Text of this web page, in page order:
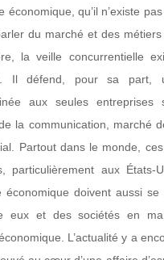
économique, qu’il n’existe
du marché et des
la veille concurrentielle
Il défend, pour sa part,
aux seules entreprises
la communication, marché
Partout dans le monde,
particulièrement aux États-
économique doivent aussi
eux et des sociétés en
L’actualité y a